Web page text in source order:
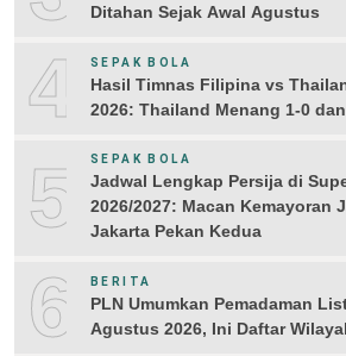
Ditahan Sejak Awal Agustus
4 SEPAK BOLA
Hasil Timnas Filipina vs
2026: Thailand Menang 1-0
5 SEPAK BOLA
Jadwal Lengkap Persija di
2026/2027: Macan Kemayoran
Jakarta Pekan Kedua
6 BERITA
PLN Umumkan Pemadaman
Agustus 2026, Ini Daftar